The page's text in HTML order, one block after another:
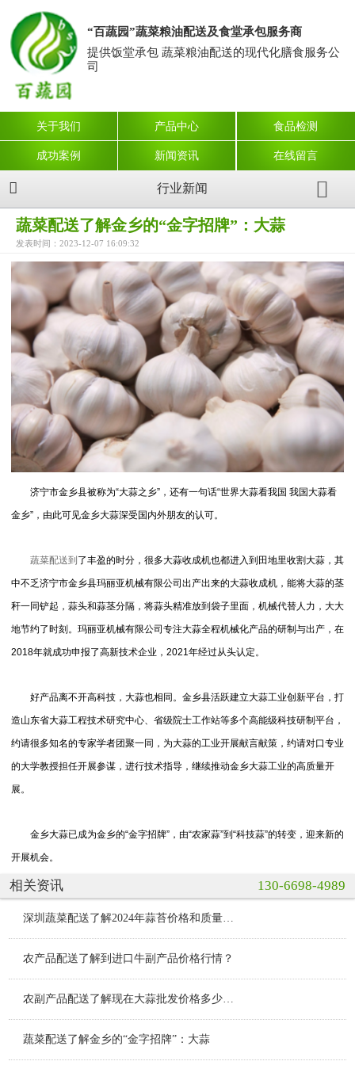
“百蔬园”蔬菜粮油配送及食堂承包服务商
提供饭堂承包 蔬菜粮油配送的现代化膳食服务公
司
关于我们 产品中心 食品检测
成功案例 新闻资讯 在线留言
行业新闻
蔬菜配送了解金乡的“金字招牌”：大蒜
发表时间：2023-12-07 16:09:32
济宁市金乡县被称为“大蒜之乡”，还有一句话“世界大蒜看我国 我国大蒜看
金乡”，由此可见金乡大蒜深受国内外朋友的认可。
蔬菜配送到 了丰盈的时分，很多大蒜收成机也都进入到田地里收割大蒜，其
中不乏济宁市金乡县玛丽亚机械有限公司出产出来的大蒜收成机，能将大蒜的茎
秆一同铲起，蒜头和蒜茎分隔，将蒜头精准放到袋子里面，机械代替人力，大大
地节约了时刻。玛丽亚机械有限公司专注大蒜全程机械化产品的研制与出产，在
2018年就成功申报了高新技术企业，2021年经过从头认定。
好产品离不开高科技，大蒜也相同。金乡县活跃建立大蒜工业创新平台，打
造山东省大蒜工程技术研究中心、省级院士工作站等多个高能级科技研制平台，
约请很多知名的专家学者团聚一同，为大蒜的工业开展献言献策，约请对口专业
的大学教授担任开展参谋，进行技术指导，继续推动金乡大蒜工业的高质量开
展。
金乡大蒜已成为金乡的“金字招牌”，由“农家蒜”到“科技蒜”的转变，迎来新的
开展机会。
相关资讯 130-6698-4989
深圳蔬菜配送了解2024年蒜苔价格和质量能匹配吗？
农产品配送了解到进口牛副产品价格行情？
农副产品配送了解现在大蒜批发价格多少钱？
蔬菜配送了解金乡的“金字招牌”：大蒜